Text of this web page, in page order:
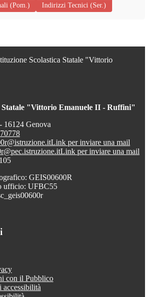
(Pom.) Indirizzi Tecnici (Ser.)
Scolastica Statale "Vittorio
Statale "Vittorio Emanuele II - Ruffini"
16124 Genova
Link per inviare una mail
Link per inviare una mail
GEIS00600R
ufficio: UFBC55
con il Pubblico